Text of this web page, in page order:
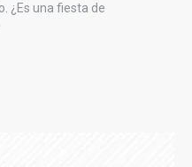
¿Es una fiesta de